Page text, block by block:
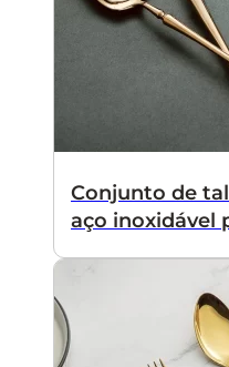
Conjunto de
aço inoxidável